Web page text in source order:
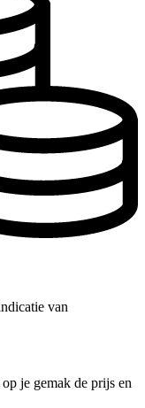
van
je gemak de prijs en